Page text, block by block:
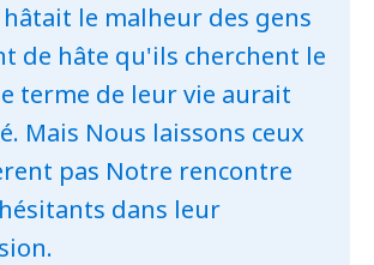
hâtait le malheur des gens
de hâte qu'ils cherchent le
terme de leur vie aurait
Mais Nous laissons ceux
pas Notre rencontre
dans leur